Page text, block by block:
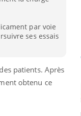
par voie
ses essais
patients. Après
obtenu ce